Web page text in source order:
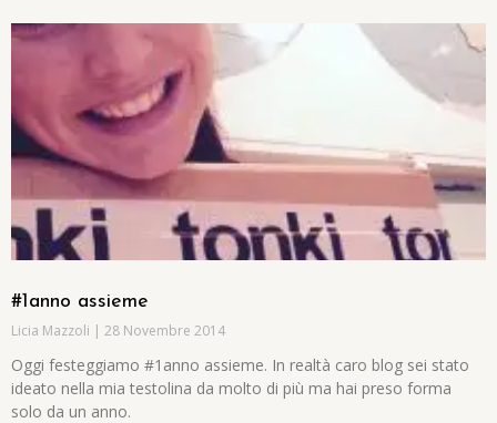
#1anno assieme
Licia Mazzoli 28 Novembre 2014
Oggi festeggiamo #1anno assieme. In realtà caro blog sei stato
ideato nella mia testolina da molto di più ma hai preso forma
solo da un anno.